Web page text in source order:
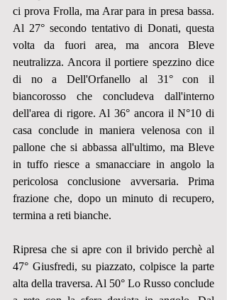
ci prova Frolla, ma Arar para in presa bassa.
Al 27° secondo tentativo di Donati, questa
volta da fuori area, ma ancora Bleve
neutralizza. Ancora il portiere spezzino dice
di no a Dell'Orfanello al 31° con il
biancorosso che concludeva dall'interno
dell'area di rigore. Al 36° ancora il N°10 di
casa conclude in maniera velenosa con il
pallone che si abbassa all'ultimo, ma Bleve
in tuffo riesce a smanacciare in angolo la
pericolosa conclusione avversaria. Prima
frazione che, dopo un minuto di recupero,
termina a reti bianche.
Ripresa che si apre con il brivido perchè al
47° Giusfredi, su piazzato, colpisce la parte
alta della traversa. Al 50° Lo Russo conclude